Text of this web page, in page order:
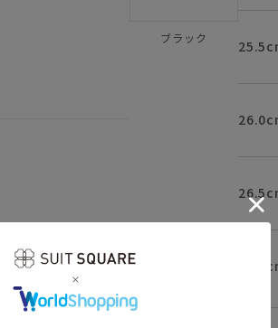
避け下さいますよ
ブラック